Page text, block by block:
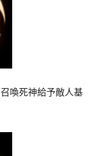
喚死神給予敵人基